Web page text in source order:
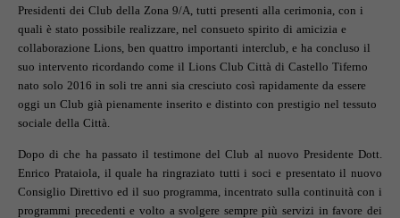
Presidenti dei Club della Zona 9/A, tutti presenti alla cerimonia, con i
quali è stato possibile realizzare, nel consueto spirito di amicizia e
collaborazione Lions, ben quattro importanti interclub, e ha concluso il
suo intervento ricordando come il Lions Club Città di Castello Tiferno
nato solo 2016 in soli tre anni sia cresciuto così rapidamente da essere
oggi un Club già pienamente inserito e distinto con prestigio nel tessuto
sociale della Città.
Dopo di che ha passato il testimone del Club al nuovo Presidente Dott.
Enrico Prataiola, il quale ha ringraziato tutti i soci e presentato il nuovo
Consiglio Direttivo ed il suo programma, incentrato sulla continuità con i
programmi precedenti e volto a svolgere sempre più servizi in favore dei